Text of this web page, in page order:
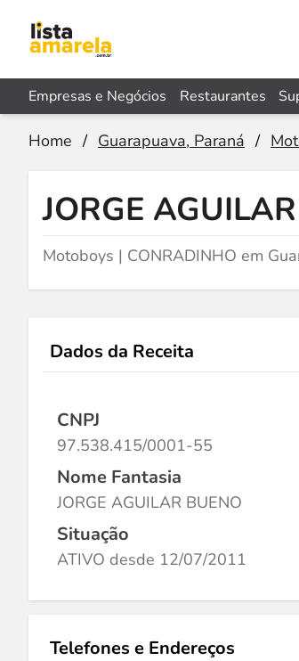
Empresas e Negócios Restaurantes
Home / Guarapuava, Paraná /
JORGE
Motoboys | CONRADINHO em
Dados da Receita
CNPJ
97.538.415/0001-55
Nome Fantasia
JORGE AGUILAR BUENO
Situação
ATIVO desde 12/07/2011
Telefones e Endereços